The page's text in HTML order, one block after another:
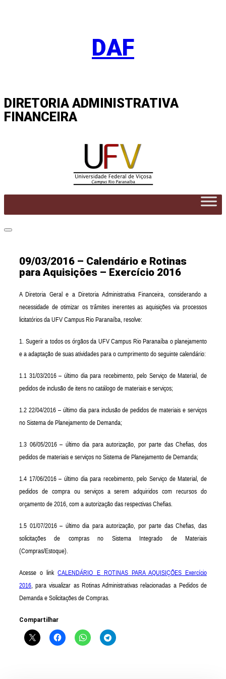
DAF
DIRETORIA ADMINISTRATIVA
FINANCEIRA
09/03/2016 – Calendário e Rotinas
para Aquisições – Exercício 2016
A Diretoria Geral e a Diretoria Administrativa Financeira, considerando a
necessidade de otimizar os trâmites inerentes as aquisições via processos
licitatórios da UFV Campus Rio Paranaíba, resolve:
1. Sugerir a todos os órgãos da UFV Campus Rio Paranaíba o planejamento
e a adaptação de suas atividades para o cumprimento do seguinte calendário:
1.1 31/03/2016 – último dia para recebimento, pelo Serviço de Material, de
pedidos de inclusão de itens no catálogo de materiais e serviços;
1.2 22/04/2016 –último dia para inclusão de pedidos de materiais e serviços
no Sistema de Planejamento de Demanda;
1.3 06/05/2016 – último dia para autorização, por parte das Chefias, dos
pedidos de materiais e serviços no Sistema de Planejamento de Demanda;
1.4 17/06/2016 – último dia para recebimento, pelo Serviço de Material, de
pedidos de compra ou serviços a serem adquiridos com recursos do
orçamento de 2016, com a autorização das respectivas Chefias.
1. 5 01/07/2016 – último dia paraautorização, por parte das Chefias, das
solicitações de compras no Sistema Integrado de Materiais
(Compras/Estoque).
Acesse o linkCALENDÁRIO E ROTINAS PARA AQUISIÇÕES Exercício
2016 , para visualizar as Rotinas Administrativas relacionadas a Pedidos de
Demanda e Solicitações de Compras.
Compartilhar